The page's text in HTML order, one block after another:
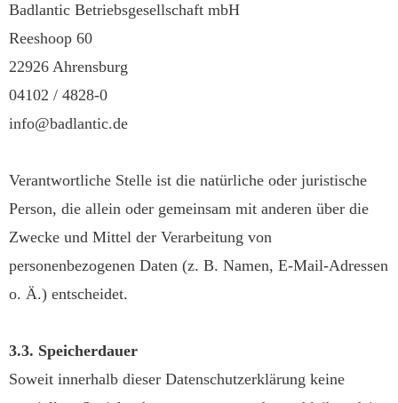
Badlantic Betriebsgesellschaft mbH
Reeshoop 60
22926 Ahrensburg
04102 / 4828-0
info@badlantic.de
Verantwortliche Stelle ist die natürliche oder juristische
Person, die allein oder gemeinsam mit anderen über die
Zwecke und Mittel der Verarbeitung von
personenbezogenen Daten (z. B. Namen, E-Mail-Adressen
o. Ä.) entscheidet.
3.3. Speicherdauer
Soweit innerhalb dieser Datenschutzerklärung keine